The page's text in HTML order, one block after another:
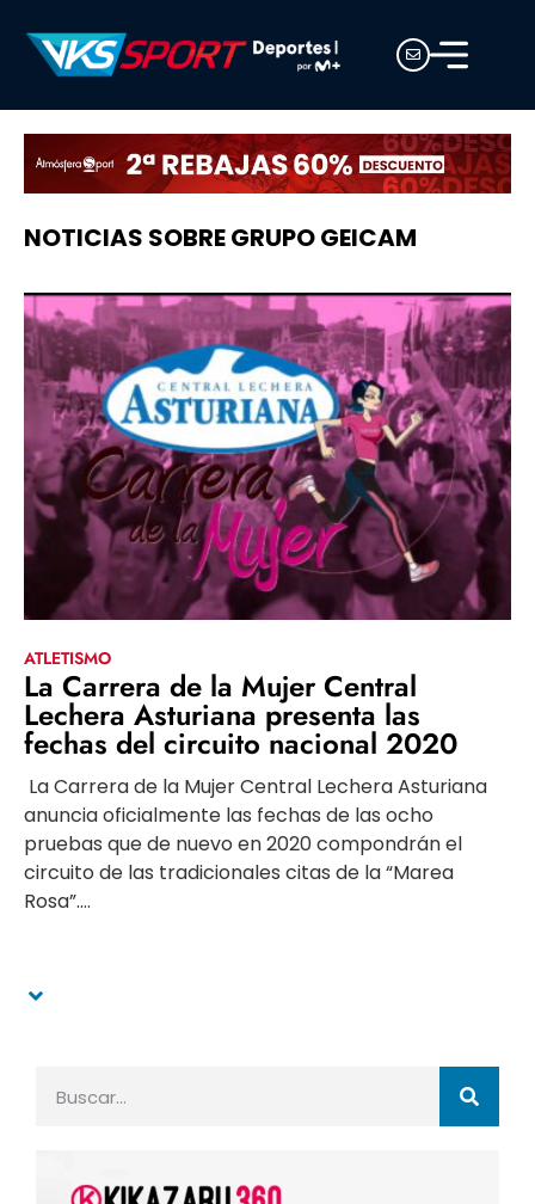
NOTICIAS SOBRE GRUPO GEICAM
ATLETISMO
La Carrera de la Mujer Central
Lechera Asturiana presenta las
fechas del circuito nacional 2020
La Carrera de la Mujer Central Lechera Asturiana
anuncia oficialmente las fechas de las ocho
pruebas que de nuevo en 2020 compondrán el
circuito de las tradicionales citas de la “Marea
Rosa”....